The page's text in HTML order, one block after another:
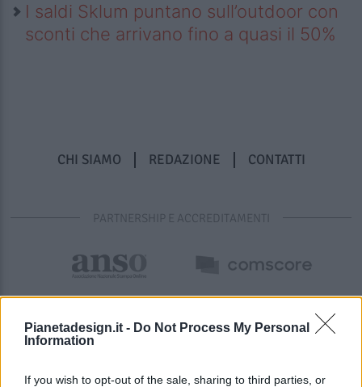
Pianetadesign.it - Do Not Process My Personal
Information
If you wish to opt-out of the sale, sharing to third parties, or
I saldi Sklum puntano sull’outdoor con
sconti che arrivano fino a quasi il 50%
CHI SIAMO REDAZIONE CONTATTI
PARTNERSHIP E ACCREDITAMENTI